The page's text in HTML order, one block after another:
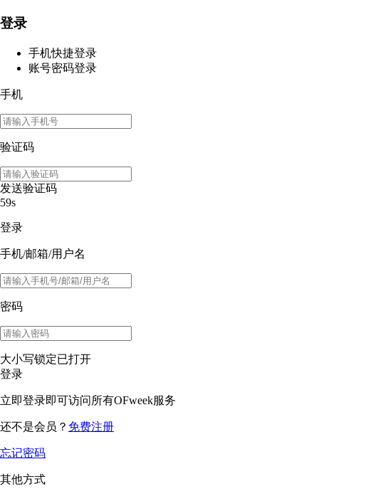
登录
手机快捷登录
账号密码登录
手机
验证码
发送验证码
59s
登录
手机/邮箱/用户名
密码
大小写锁定已打开
登录
立即登录即可访问所有OFweek服务
还不是会员？ 免费注册
忘记密码
其他方式